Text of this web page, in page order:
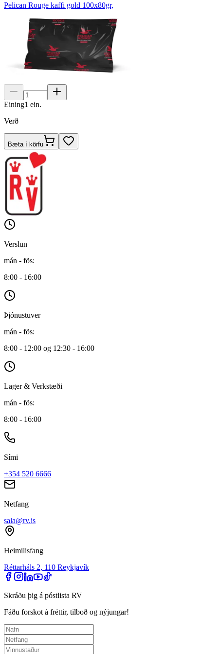
Pelican Rouge kaffi gold 100x80gr,
Eining1 ein.
Verð
Bæta í körfu
Verslun
mán - fös:
8:00 - 16:00
Þjónustuver
mán - fös:
8:00 - 12:00 og 12:30 - 16:00
Lager & Verkstæði
mán - fös:
8:00 - 16:00
Sími
+354 520 6666
Netfang
sala@rv.is
Heimilisfang
Réttarháls 2, 110 Reykjavík
Skráðu þig á póstlista RV
Fáðu forskot á fréttir, tilboð og nýjungar!